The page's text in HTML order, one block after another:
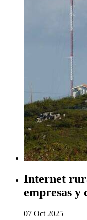
Internet
empresas y
07 Oct 2025